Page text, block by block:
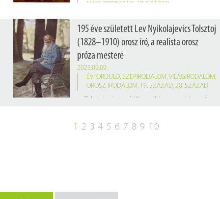
MAGYARORSZÁG
19. SZÁZAD
195 éve született Lev Nyikolajevics Tolsztoj
(1828–1910) orosz író, a realista orosz
próza mestere
2023.09.09.
ÉVFORDULÓ, SZÉPIRODALOM, VILÁGIRODALOM,
OROSZ IRODALOM, 19. SZÁZAD, 20. SZÁZAD
1 2 3 4 5 6 7 8 9 10